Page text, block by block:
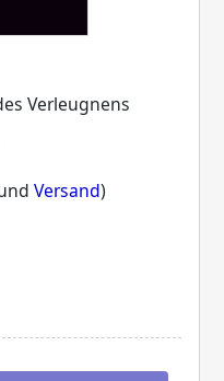
Verleugnens
Versand)